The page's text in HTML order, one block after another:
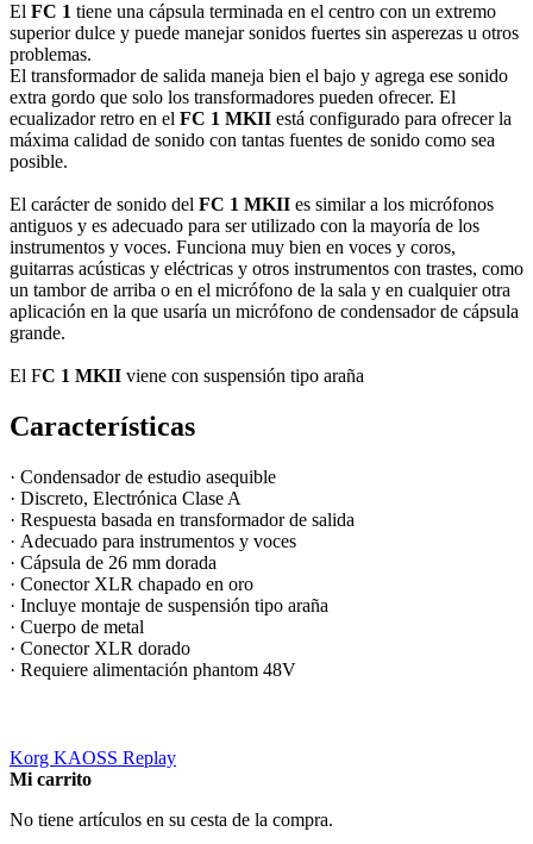
El FC 1 tiene una cápsula terminada en el centro con un extremo
superior dulce y puede manejar sonidos fuertes sin asperezas u otros
problemas.
El transformador de salida maneja bien el bajo y agrega ese sonido
extra gordo que solo los transformadores pueden ofrecer. El
ecualizador retro en el FC 1 MKII está configurado para ofrecer la
máxima calidad de sonido con tantas fuentes de sonido como sea
posible.
El carácter de sonido del FC 1 MKII es similar a los micrófonos
antiguos y es adecuado para ser utilizado con la mayoría de los
instrumentos y voces. Funciona muy bien en voces y coros,
guitarras acústicas y eléctricas y otros instrumentos con trastes, como
un tambor de arriba o en el micrófono de la sala y en cualquier otra
aplicación en la que usaría un micrófono de condensador de cápsula
grande.
El FC 1 MKII viene con suspensión tipo araña
Características
· Condensador de estudio asequible
· Discreto, Electrónica Clase A
· Respuesta basada en transformador de salida
· Adecuado para instrumentos y voces
· Cápsula de 26 mm dorada
· Conector XLR chapado en oro
· Incluye montaje de suspensión tipo araña
· Cuerpo de metal
· Conector XLR dorado
· Requiere alimentación phantom 48V
Korg KAOSS Replay
Mi carrito
No tiene artículos en su cesta de la compra.